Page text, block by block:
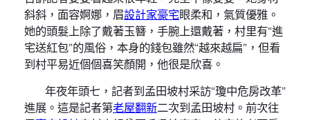
斜斜，面容婀娜，眉設計家豪宅眼柔和，氣質優雅。
她的頭髮上除了戴著玉簪，手腕上還戴著，村里有“進
宅送紅包”的風俗，本身的錢包雖然“越來越扁”，但看
到村平易近個個喜笑顏開，他很是欣喜。
年夜年頭七，記者到孟田坡村采訪“瓊中危房改革”
進展。這是記者第老屋翻新二次到孟田坡村。前次往